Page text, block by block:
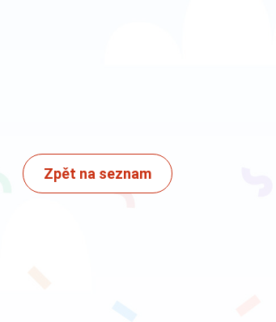
Zpět na seznam